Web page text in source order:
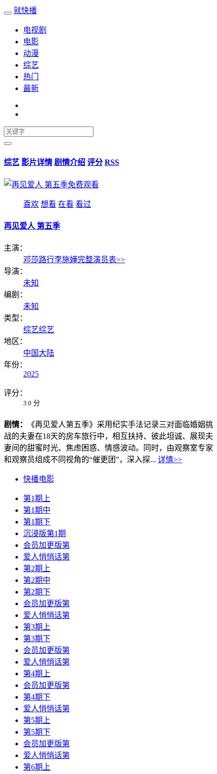
就快播
电视剧
电影
动漫
综艺
热门
最新
综艺 影片详情 剧情介绍 评分 RSS
喜欢 想看 在看 看过
再见爱人 第五季
主演：
邓莎路行李施嬅完整演员表>>
导演：
未知
编剧：
未知
类型：
综艺综艺
地区：
中国大陆
年份：
2025
评分：
3.0 分
剧情：
《再见爱人第五季》采用纪实手法记录三对面临婚姻挑
战的夫妻在18天的房车旅行中，相互扶持、彼此坦诚、展现夫
妻间的甜蜜时光、焦虑困惑、情感波动。同时，由观察室专家
和观察员组成不同视角的“催更团”，深入探... 详情>>
快播电影
第1期上
第1期中
第1期下
沉浸版第1期
会员加更版第
爱人悄悄话第
第2期上
第2期中
第2期下
会员加更版第
爱人悄悄话第
第3期上
第3期下
会员加更版第
爱人悄悄话第
第4期上
会员加更版第
第4期下
爱人悄悄话第
第5期上
第5期下
会员加更版第
爱人悄悄话第
第6期上